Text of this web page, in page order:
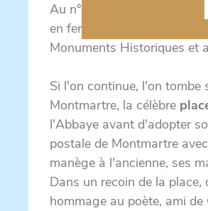
Au n° 40 de la rue, une
en fer à cheval, la cour des
Monuments Historiques et
Si l'on continue, l'on tombe
Montmartre, la célèbre
l'Abbaye avant d'adopter
postale de Montmartre
manège à l'ancienne, ses
Dans un recoin de la place,
hommage au poète, ami